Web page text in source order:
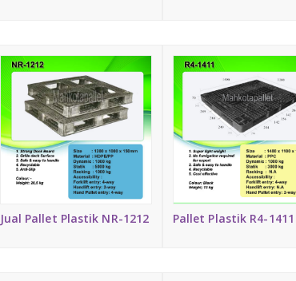
Jual Pallet Plastik NR-1212 Pallet Plastik R4-1411